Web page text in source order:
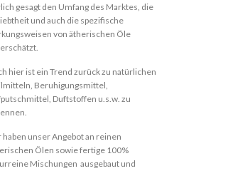
gesagt den Umfang des Marktes, die
und auch die spezifische
von ätherischen Öle
hier ist ein Trend zurück zu natürlichen
Beruhigungsmittel,
Duftstoffen u.s.w. zu
haben unser Angebot an reinen
Ölen sowie fertige 100%
Mischungen ausgebaut und